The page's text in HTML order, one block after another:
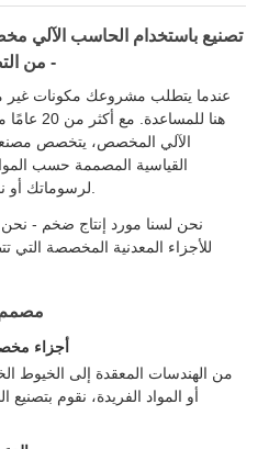
تصنيع باستخدام الحاسب الآلي
- من
عندما يتطلب مشروعك مكونات غير
هنا
الآلي المخصص، يتخصص
القياسية المصممة حسب
نحن لسنا مورد إنتاج ضخم -
للأجزاء المعدنية المخصصة التي
مصمم
أجزاء
من الهندسات المعقدة إلى الخيوط
أو المواد الفريدة، نقوم بتصنيع